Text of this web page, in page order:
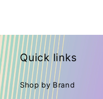
Quick links
Shop by Brand